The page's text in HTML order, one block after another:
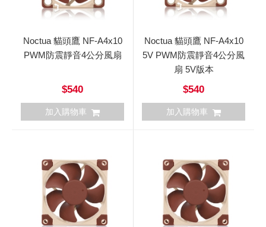
Noctua 貓頭鷹 NF-A4x10
PWM防震靜音4公分風扇
$540
加入購物車
Noctua 貓頭鷹 NF-A4x10
5V PWM防震靜音4公分風
扇 5V版本
$540
加入購物車